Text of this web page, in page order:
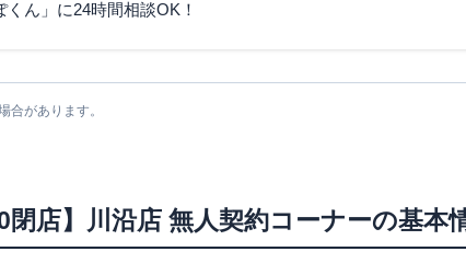
ん」に24時間相談OK！
合があります。
閉店】川沿店 無人契約コーナーの基本